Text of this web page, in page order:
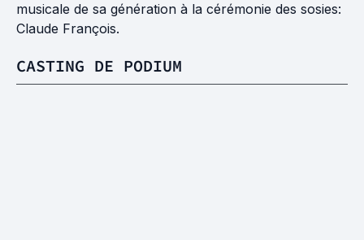
musicale de sa génération à la cérémonie des sosies:
Claude François.
CASTING DE PODIUM